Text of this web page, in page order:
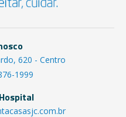
620 - Centro
1999